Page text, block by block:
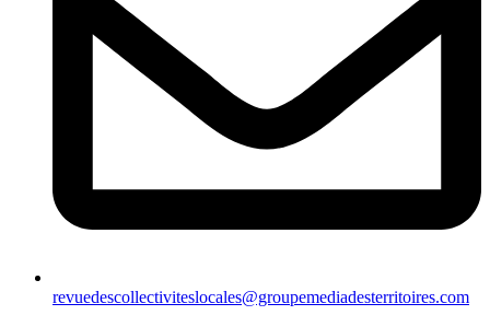
revuedescollectiviteslocales@groupemediadesterritoires.com